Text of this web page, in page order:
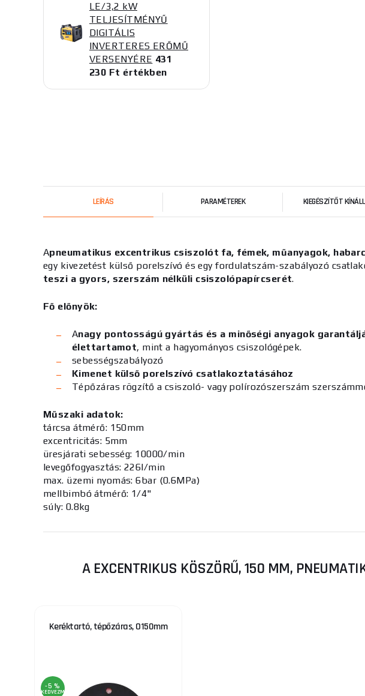
LE/3,2 kW
TELJESÍTMÉNYŰ
DIGITÁLIS
INVERTERES ERŐMŰ
VERSENYÉRE 431
230 Ft értékben
LEÍRÁS PARAMÉTEREK KIEGÉSZÍTŐT
Apneumatikus excentrikus csiszolót fa, fémek, műanyagok,
egy kivezetést külső porelszívó és egy fordulatszám-szabályozó
teszi a gyors, szerszám nélküli csiszolópapírcserét.
Fő előnyök:
Anagy pontosságú gyártás és a minőségi anyagok
élettartamot, mint a hagyományos csiszológépek.
sebességszabályozó
Kimenet külső porelszívó csatlakoztatásához
Tépőzáras rögzítő a csiszoló- vagy polírozószerszám
Műszaki adatok:
tárcsa átmérő: 150mm
excentricitás: 5mm
üresjárati sebesség: 10000/min
levegőfogyasztás: 226l/min
max. üzemi nyomás: 6bar (0.6MPa)
mellbimbó átmérő: 1/4"
súly: 0.8kg
A EXCENTRIKUS KÖSZÖRŰ, 150 MM,
Keréktartó, tépőzáras, O150mm
-5 %
KEDVEZMÉNY